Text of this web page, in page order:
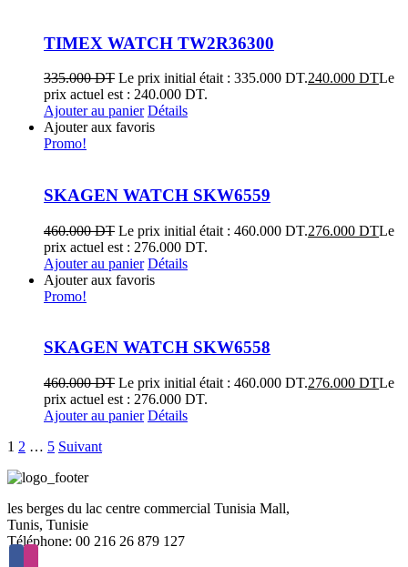
TIMEX WATCH TW2R36300
335.000DT Le prix initial était : 335.000 DT.240.000 DTLe
prix actuel est : 240.000 DT.
Ajouter au panier Détails
Ajouter aux favoris
Promo!
SKAGEN WATCH SKW6559
460.000DT Le prix initial était : 460.000 DT.276.000 DTLe
prix actuel est : 276.000 DT.
Ajouter au panier Détails
Ajouter aux favoris
Promo!
SKAGEN WATCH SKW6558
460.000DT Le prix initial était : 460.000 DT.276.000 DTLe
prix actuel est : 276.000 DT.
Ajouter au panier Détails
1 2 … 5 Suivant
les berges du lac centre commercial Tunisia Mall,
Tunis, Tunisie
Téléphone: 00 216 26 879 127